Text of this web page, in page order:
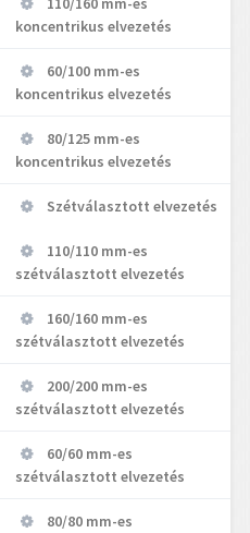
koncentrikus elvezetés
60/100 mm-es
koncentrikus elvezetés
80/125 mm-es
koncentrikus elvezetés
Szétválasztott elvezetés
110/110 mm-es
szétválasztott elvezetés
160/160 mm-es
szétválasztott elvezetés
200/200 mm-es
szétválasztott elvezetés
60/60 mm-es
szétválasztott elvezetés
80/80 mm-es